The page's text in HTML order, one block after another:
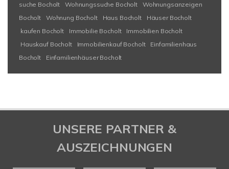
suche Bocholt
Wohnungssuche Bocholt
Wohnungsanzeigen
Bocholt
Wohnung Bocholt Haus Bocholt
Häuser Bocholt
kaufen Bocholt
Immobilie Bocholt
Immobilien Bocholt
Hauskauf Bocholt
Immobilienkauf Bocholt
Einfamilienhaus
Bocholt
Einfamilienhäuser Bocholt
UNSERE PARTNER &
AUSZEICHNUNGEN